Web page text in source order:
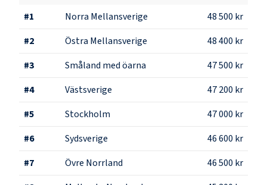
#1 Norra Mellansverige
48 500 kr
#2 Östra Mellansverige
48 400 kr
#3 Småland med öarna
47 500 kr
#4 Västsverige
47 200 kr
#5 Stockholm
47 000 kr
#6 Sydsverige
46 600 kr
#7 Övre Norrland
46 500 kr